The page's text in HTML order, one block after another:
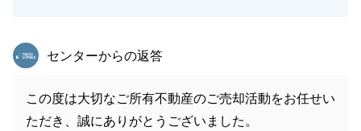
東急リバブル
センターからの返答
この度は大切なご所有不動産のご売却活動をお任せい
ただき、誠にありがとうございました。